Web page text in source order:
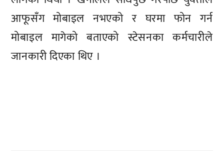
आफूसँग मोबाइल नभएको र घरमा फोन गर्न
मोबाइल मागेको बताएको स्टेसनका कर्मचारीले
जानकारी दिएका थिए ।